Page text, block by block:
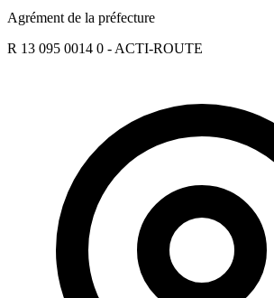
Agrément de la préfecture
R 13 095 0014 0 - ACTI-ROUTE